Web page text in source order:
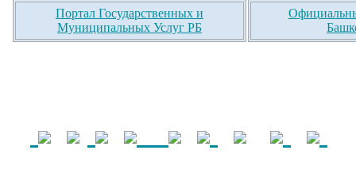
Портал Государственных и
Муниципальных Услуг РБ